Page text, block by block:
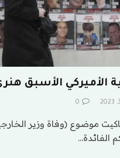
الأميركي الأسبق هنري
0
موضوع (وفاة وزير